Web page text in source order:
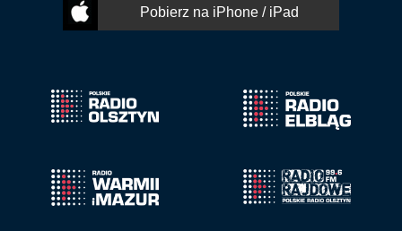
Pobierz na iPhone / iPad